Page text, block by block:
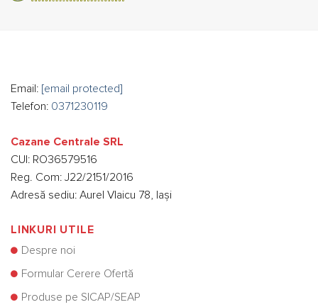
Email: [email protected]
Telefon: 0371230119
Cazane Centrale SRL
CUI: RO36579516
Reg. Com: J22/2151/2016
Adresă sediu: Aurel Vlaicu 78, Iași
LINKURI UTILE
Despre noi
Formular Cerere Ofertă
Produse pe SICAP/SEAP